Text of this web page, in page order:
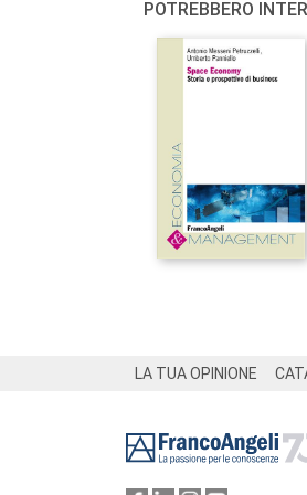
POTREBBERO
LA TUA OPINIONE